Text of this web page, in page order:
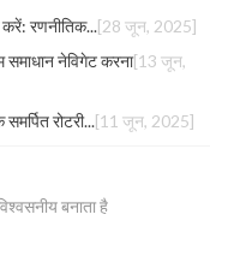
रणनीतिक...[28 जून, 2025]
नेविगेट करना[13 जून,
रोटरी...[11 जून, 2025]
बनाता है